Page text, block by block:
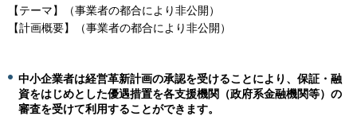
【テーマ】（事業者の都合により非公開）
【計画概要】（事業者の都合により非公開）
中小企業者は経営革新計画の承認を受けることにより、保証・融
資をはじめとした優遇措置を各支援機関（政府系金融機関等）の
審査を受けて利用することができます。